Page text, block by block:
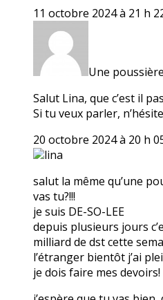
11 octobre 2024 à 21 h
Une
Salut Lina, que c’est il
Si tu veux parler,
20 octobre 2024 à 20 h
lina
salut la même qu’une
vas tu?!!!
je suis DE-SO-LEE
depuis plusieurs jours
milliard de dst cette
l’étranger bientôt j’ai
je dois faire mes devoirs!